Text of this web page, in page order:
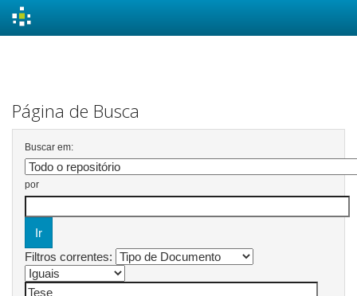
Página de Busca
Buscar em:
por
Filtros correntes: